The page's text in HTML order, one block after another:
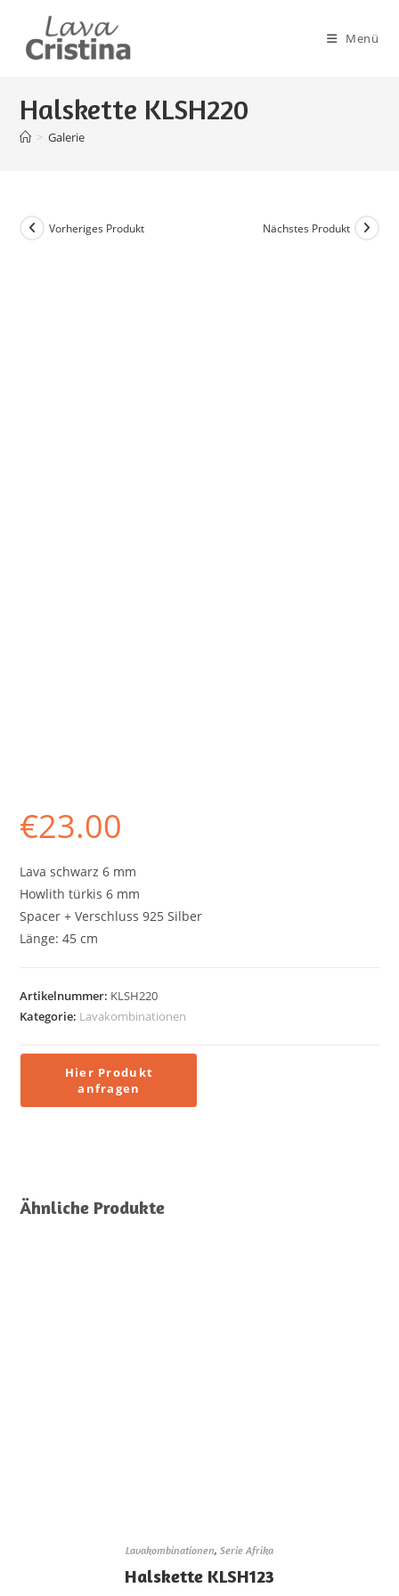
springen
Menü
Halskette KLSH220
> Galerie
Vorheriges Produkt Nächstes Produkt
€23.00
Lava schwarz 6 mm
Howlith türkis 6 mm
Spacer + Verschluss 925 Silber
Länge: 45 cm
Artikelnummer: KLSH220
Kategorie: Lavakombinationen
Ähnliche Produkte
Lavakombinationen, Serie Afrika
Halskette KLSH123